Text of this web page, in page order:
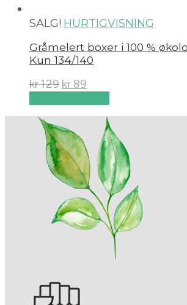
SALG! HURTIGVISNING
Gråmelert boxer i 100 %
Kun 134/140
kr129 kr 89